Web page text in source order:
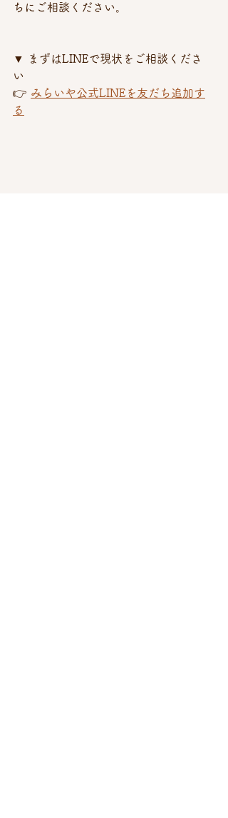
ちにご相談ください。
▼ まずはLINEで現状をご相談くださ
い
👉 みらいや公式LINEを友だち追加す
る